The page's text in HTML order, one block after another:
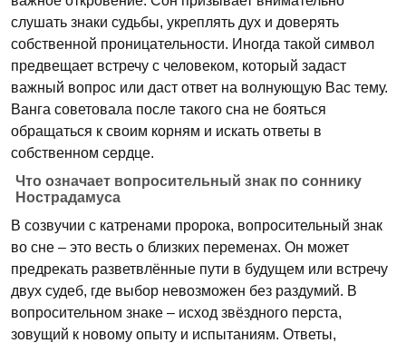
слушать знаки судьбы, укреплять дух и доверять
собственной проницательности. Иногда такой символ
предвещает встречу с человеком, который задаст
важный вопрос или даст ответ на волнующую Вас тему.
Ванга советовала после такого сна не бояться
обращаться к своим корням и искать ответы в
собственном сердце.
Что означает вопросительный знак по соннику
Нострадамуса
В созвучии с катренами пророка, вопросительный знак
во сне – это весть о близких переменах. Он может
предрекать разветвлённые пути в будущем или встречу
двух судеб, где выбор невозможен без раздумий. В
вопросительном знаке – исход звёздного перста,
зовущий к новому опыту и испытаниям. Ответы,